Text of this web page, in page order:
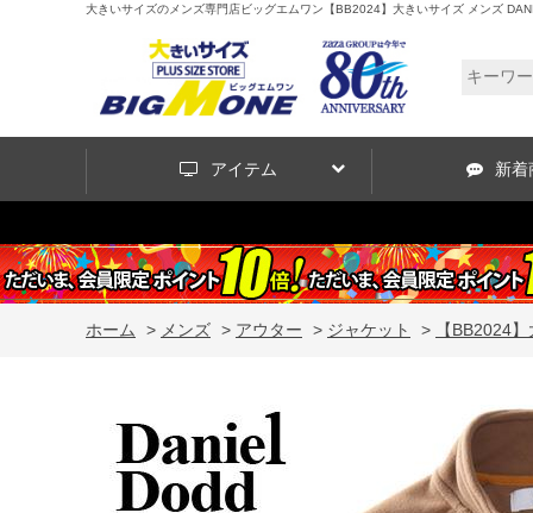
大きいサイズのメンズ専門店ビッグエムワン【BB2024】大きいサイズ メンズ
アイテム 新着
ホーム > メンズ > アウター > ジャケット > 【BB2024